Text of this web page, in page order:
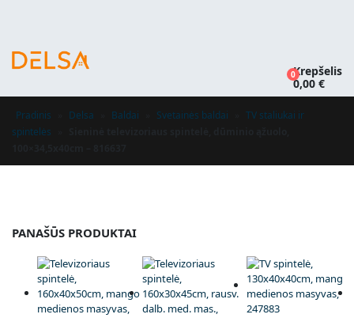
0Krepšelis
0,00 €
Pradinis Delsa Baldai Svetainės baldai
TV staliukai ir
spintelės
PANAŠŪS PRODUKTAI